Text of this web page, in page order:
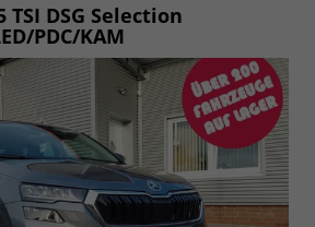
TSI DSG Selection
PDC/KAM